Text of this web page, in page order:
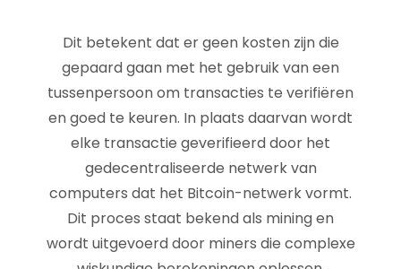
Dit betekent dat er geen kosten zijn die
gepaard gaan met het gebruik van een
tussenpersoon om transacties te verifiëren
en goed te keuren. In plaats daarvan wordt
elke transactie geverifieerd door het
gedecentraliseerde netwerk van
computers dat het Bitcoin-netwerk vormt.
Dit proces staat bekend als mining en
wordt uitgevoerd door miners die complexe